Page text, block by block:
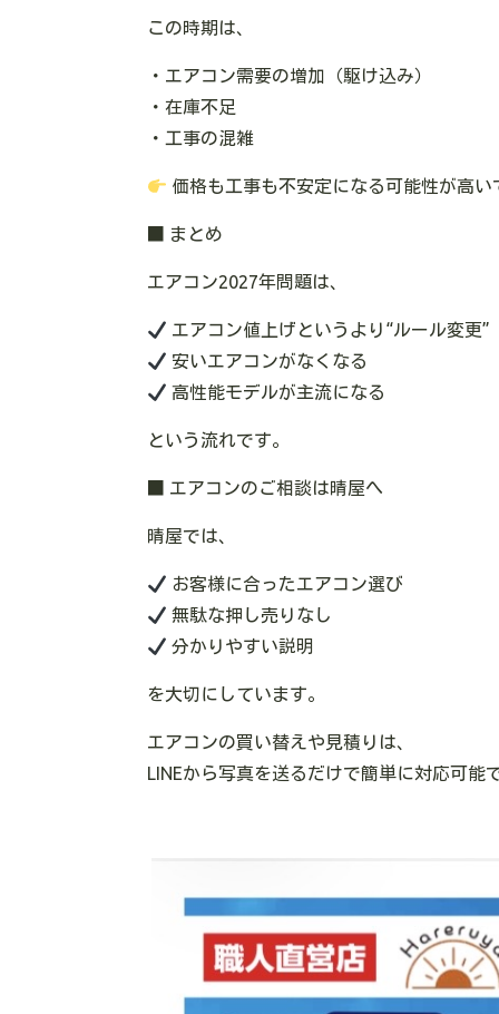
この時期は、
・エアコン需要の増加（駆け込み）
・在庫不足
・工事の混雑
価格も工事も不安定になる可能性が高い
■ まとめ
エアコン2027年問題は、
エアコン値上げというより“ルール変更”
安いエアコンがなくなる
高性能モデルが主流になる
という流れです。
■ エアコンのご相談は晴屋へ
晴屋では、
お客様に合ったエアコン選び
無駄な押し売りなし
分かりやすい説明
を大切にしています。
エアコンの買い替えや見積りは、
LINEから写真を送るだけで簡単に対応可能